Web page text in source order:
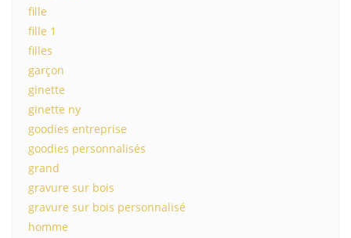
fille
fille 1
filles
garçon
ginette
ginette ny
goodies entreprise
goodies personnalisés
grand
gravure sur bois
gravure sur bois personnalisé
homme